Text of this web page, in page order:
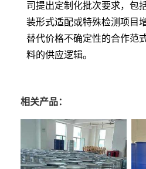
司提出定制化批次要求，包
装形式适配或特殊检测项目
替代价格不确定性的合作范
料的供应逻辑。
相关产品：